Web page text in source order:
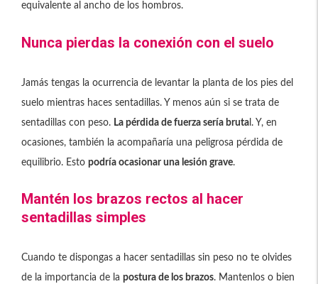
equivalente al ancho de los hombros.
Nunca pierdas la conexión con el suelo
Jamás tengas la ocurrencia de levantar la planta de los pies del
suelo mientras haces sentadillas. Y menos aún si se trata de
sentadillas con peso. La pérdida de fuerza sería bruta l. Y, en
ocasiones, también la acompañaría una peligrosa pérdida de
equilibrio. Esto podría ocasionar una lesión grave.
Mantén los brazos rectos al hacer
sentadillas simples
Cuando te dispongas a hacer sentadillas sin peso no te olvides
de la importancia de la postura de los brazos. Mantenlos o bien